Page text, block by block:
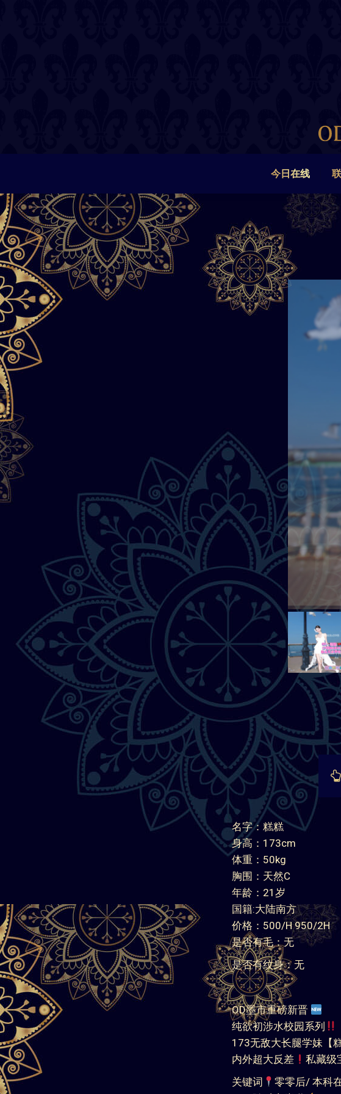
今日在线
名字：糕糕
身高：173cm
体重：50kg
胸围：天然C
年龄：21岁
国籍:大陆南方
价格：500/H 950/2H
是否有毛：无
是否有纹身：无
OD墨市重磅新晋
纯欲初涉水校园系列
173无敌大长腿学妹【糕
内外超大反差
私藏级
关键词
零零后/ 本科